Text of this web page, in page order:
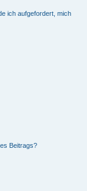
ich aufgefordert, mich
Beitrags?